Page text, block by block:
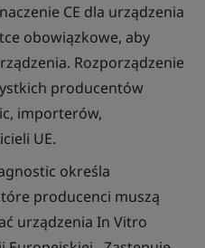
CE dla urządzenia
obowiązkowe, aby
Rozporządzenie
producentów
importerów,
UE.
określa
producenci muszą
urządzenia In Vitro